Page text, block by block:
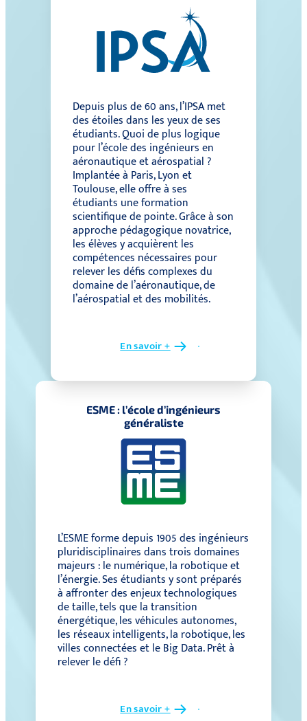
Depuis plus de 60 ans, l’IPSA met
des étoiles dans les yeux de ses
étudiants. Quoi de plus logique
pour l’école des ingénieurs en
aéronautique et aérospatial ?
Implantée à Paris, Lyon et
Toulouse, elle offre à ses
étudiants une formation
scientifique de pointe. Grâce à son
approche pédagogique novatrice,
les élèves y acquièrent les
compétences nécessaires pour
relever les défis complexes du
domaine de l’aéronautique, de
l’aérospatial et des mobilités.
En savoir +
ESME : l’école d’ingénieurs
généraliste
L’ESME forme depuis 1905 des ingénieurs
pluridisciplinaires dans trois domaines
majeurs : le numérique, la robotique et
l’énergie. Ses étudiants y sont préparés
à affronter des enjeux technologiques
de taille, tels que la transition
énergétique, les véhicules autonomes,
les réseaux intelligents, la robotique, les
villes connectées et le Big Data. Prêt à
relever le défi ?
En savoir +